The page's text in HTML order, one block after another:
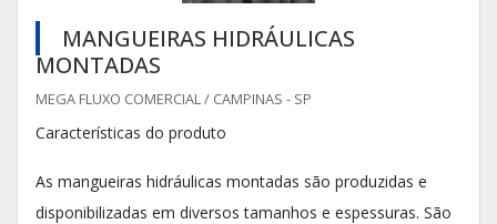
MANGUEIRAS HIDRÁULICAS
MONTADAS
MEGA FLUXO COMERCIAL / CAMPINAS - SP
Características do produto
As mangueiras hidráulicas montadas são produzidas e
disponibilizadas em diversos tamanhos e espessuras. São